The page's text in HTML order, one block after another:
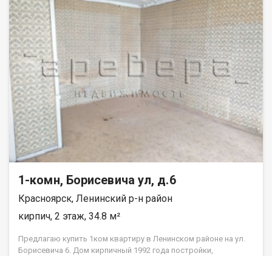
1-комн, Борисевича ул, д.6
Красноярск, Ленинский р-н район
кирпич, 2 этаж, 34.8 м²
Предлагаю купить 1ком квартиру в Ленинском районе на ул.
Борисевича 6. Дом кирпичный 1992 года постройки,